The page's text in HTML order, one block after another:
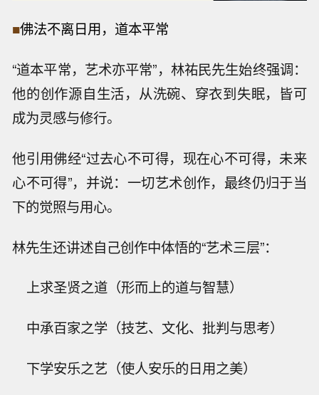
■佛法不离日用，道本平常
“道本平常，艺术亦平常”，林祐民先生始终强调：
他的创作源自生活，从洗碗、穿衣到失眠，皆可
成为灵感与修行。
他引用佛经“过去心不可得，现在心不可得，未来
心不可得”，并说：一切艺术创作，最终仍归于当
下的觉照与用心。
林先生还讲述自己创作中体悟的“艺术三层”：
上求圣贤之道（形而上的道与智慧）
中承百家之学（技艺、文化、批判与思考）
下学安乐之艺（使人安乐的日用之美）